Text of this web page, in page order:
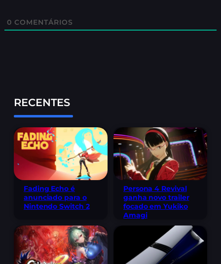
0 COMENTÁRIOS
RECENTES
Fading Echo é
anunciado para o
Nintendo Switch 2
Persona 4 Revival
ganha novo trailer
focado em Yukiko
Amagi